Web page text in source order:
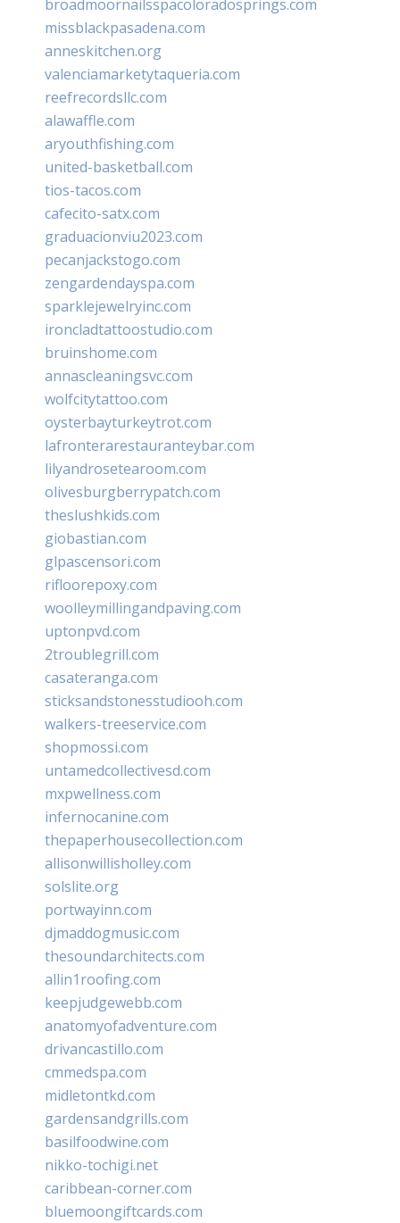
broadmoornailsspacoloradosprings.com
missblackpasadena.com
anneskitchen.org
valenciamarketytaqueria.com
reefrecordsllc.com
alawaffle.com
aryouthfishing.com
united-basketball.com
tios-tacos.com
cafecito-satx.com
graduacionviu2023.com
pecanjackstogo.com
zengardendayspa.com
sparklejewelryinc.com
ironcladtattoostudio.com
bruinshome.com
annascleaningsvc.com
wolfcitytattoo.com
oysterbayturkeytrot.com
lafronterarestauranteybar.com
lilyandrosetearoom.com
olivesburgberrypatch.com
theslushkids.com
giobastian.com
glpascensori.com
rifloorepoxy.com
woolleymillingandpaving.com
uptonpvd.com
2troublegrill.com
casateranga.com
sticksandstonesstudiooh.com
walkers-treeservice.com
shopmossi.com
untamedcollectivesd.com
mxpwellness.com
infernocanine.com
thepaperhousecollection.com
allisonwillisholley.com
solslite.org
portwayinn.com
djmaddogmusic.com
thesoundarchitects.com
allin1roofing.com
keepjudgewebb.com
anatomyofadventure.com
drivancastillo.com
cmmedspa.com
midletontkd.com
gardensandgrills.com
basilfoodwine.com
nikko-tochigi.net
caribbean-corner.com
bluemoongiftcards.com